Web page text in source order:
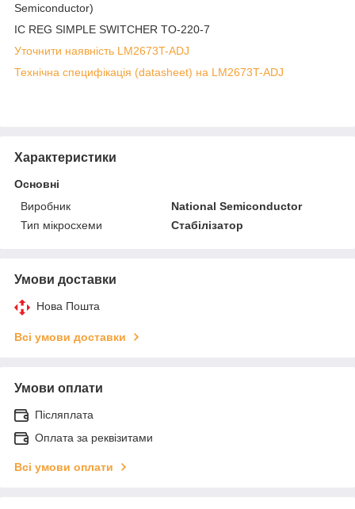
Semiconductor)
IC REG SIMPLE SWITCHER TO-220-7
Уточнити наявність LM2673T-ADJ
Технічна специфікація (datasheet) на LM2673T-ADJ
Характеристики
Основні
Виробник
National Semiconductor
Тип мікросхеми
Стабілізатор
Умови доставки
Нова Пошта
Всі умови доставки
Умови оплати
Післяплата
Оплата за реквізитами
Всі умови оплати